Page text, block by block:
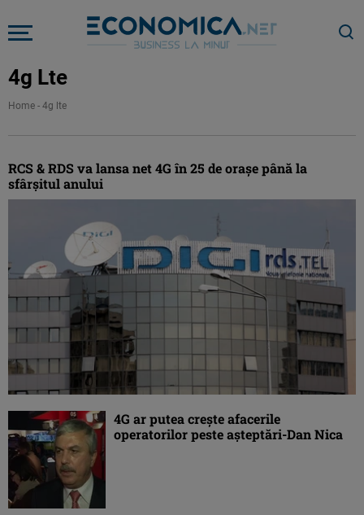
4g Lte
Home - 4g lte
RCS & RDS va lansa net 4G în 25 de oraşe până la
sfârşitul anului
4G ar putea creşte afacerile
operatorilor peste aşteptări-Dan Nica